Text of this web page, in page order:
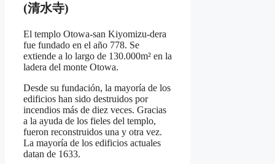
(清水寺)
El templo Otowa-san Kiyomizu-dera
fue fundado en el año 778. Se
extiende a lo largo de 130.000m² en la
ladera del monte Otowa.
Desde su fundación, la mayoría de los
edificios han sido destruidos por
incendios más de diez veces. Gracias
a la ayuda de los fieles del templo,
fueron reconstruidos una y otra vez.
La mayoría de los edificios actuales
datan de 1633.